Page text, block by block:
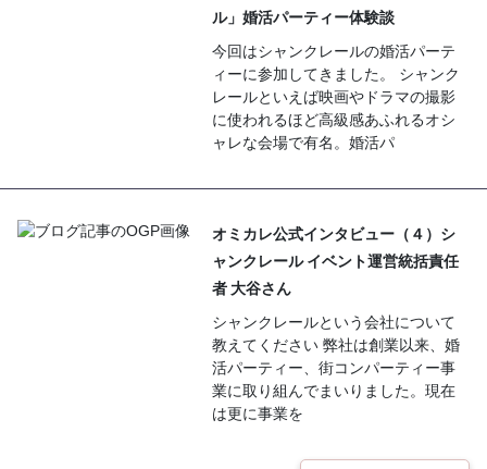
ル」婚活パーティー体験談
今回はシャンクレールの婚活パーテ
ィーに参加してきました。 シャンク
レールといえば映画やドラマの撮影
に使われるほど高級感あふれるオシ
ャレな会場で有名。婚活パ
オミカレ公式インタビュー（４）シ
ャンクレール イベント運営統括責任
者 大谷さん
シャンクレールという会社について
教えてください 弊社は創業以来、婚
活パーティー、街コンパーティー事
業に取り組んでまいりました。現在
は更に事業を